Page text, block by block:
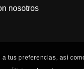
nosotros
tus preferencias, así